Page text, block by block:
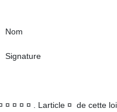
¤ ¤ ¤ ¤ . Larticle ¤ de cette